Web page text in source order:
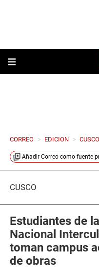
CORREO > EDICION > CUSCO
Añadir Correo como fuente
CUSCO
Estudiantes de
Nacional
toman campus
de obras